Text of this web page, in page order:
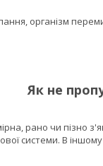
організм
Як не
рано чи пізно
системи. В